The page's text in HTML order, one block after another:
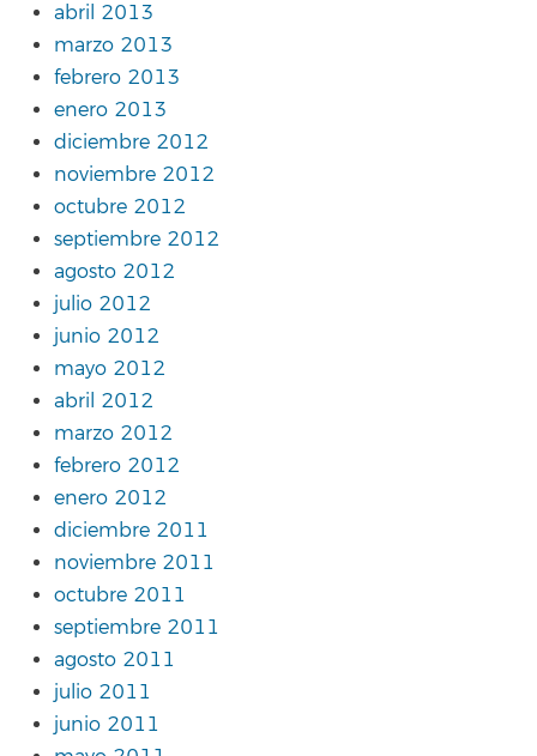
abril 2013
marzo 2013
febrero 2013
enero 2013
diciembre 2012
noviembre 2012
octubre 2012
septiembre 2012
agosto 2012
julio 2012
junio 2012
mayo 2012
abril 2012
marzo 2012
febrero 2012
enero 2012
diciembre 2011
noviembre 2011
octubre 2011
septiembre 2011
agosto 2011
julio 2011
junio 2011